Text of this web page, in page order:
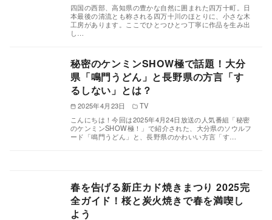
四国の西部、高知県の豊かな自然に囲まれた四万十町。日
本最後の清流とも称される四万十川のほとりに、小さな木
工房があります。ここでひとつひとつ丁寧に作品を生み出
し…
秘密のケンミンSHOW極で話題！大分
県「鳴門うどん」と長野県の方言「す
るしない」とは？
2025年4月23日
TV
こんにちは！今回は2025年4月24日放送の人気番組「秘密
のケンミンSHOW極！」で紹介された、大分県のソウルフ
ード「鳴門うどん」と、長野県のかわいい方言「す…
春を告げる新庄カド焼きまつり 2025完
全ガイド！桜と炭火焼きで春を満喫し
よう